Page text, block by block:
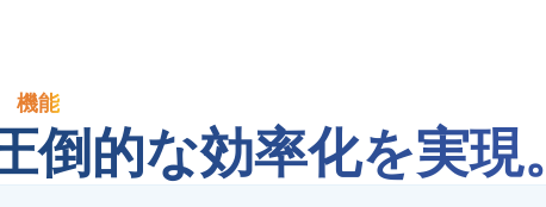
機能
的な効率化を実現。